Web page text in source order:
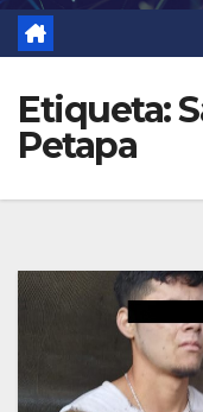
Etiqueta:
Petapa